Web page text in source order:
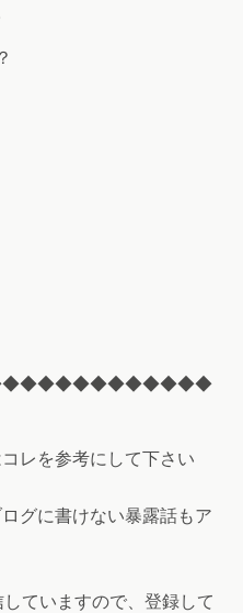
レを参考にして下さい
グに書けない暴露話もア
ていますので、登録して